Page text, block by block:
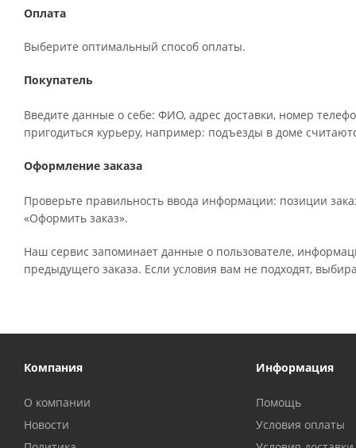
Оплата
Выберите оптимальный способ оплаты.
Покупатель
Введите данные о себе: ФИО, адрес доставки, номер
пригодиться курьеру, например: подъезды в доме
Оформление заказа
Проверьте правильность ввода информации: позиции
«Оформить заказ».
Наш сервис запоминает данные о пользователе,
предыдущего заказа. Если условия вам не подходят,
Компания
О компании
Новости
Информация
Помощь
Условия оплаты